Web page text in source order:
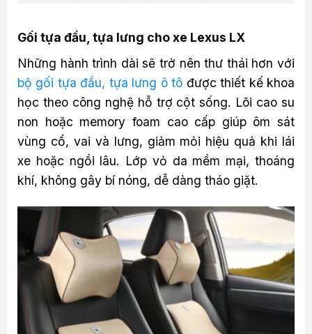
Gối tựa đầu, tựa lưng cho xe Lexus LX
Những hành trình dài sẽ trở nên thư thái hơn với
bộ gối tựa đầu, tựa lưng ô tô được thiết kế khoa
học theo công nghệ hỗ trợ cột sống. Lõi cao su
non hoặc memory foam cao cấp giúp ôm sát
vùng cổ, vai và lưng, giảm mỏi hiệu quả khi lái
xe hoặc ngồi lâu. Lớp vỏ da mềm mại, thoáng
khí, không gây bí nóng, dễ dàng tháo giặt.